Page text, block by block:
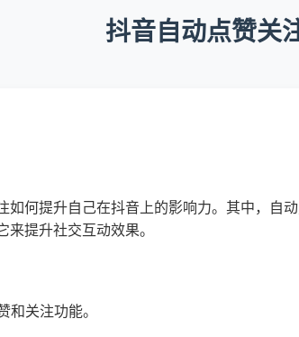
抖音自动点赞关
如何提升自己在抖音上的影响力。其中，自
提升社交互动效果。
和关注功能。